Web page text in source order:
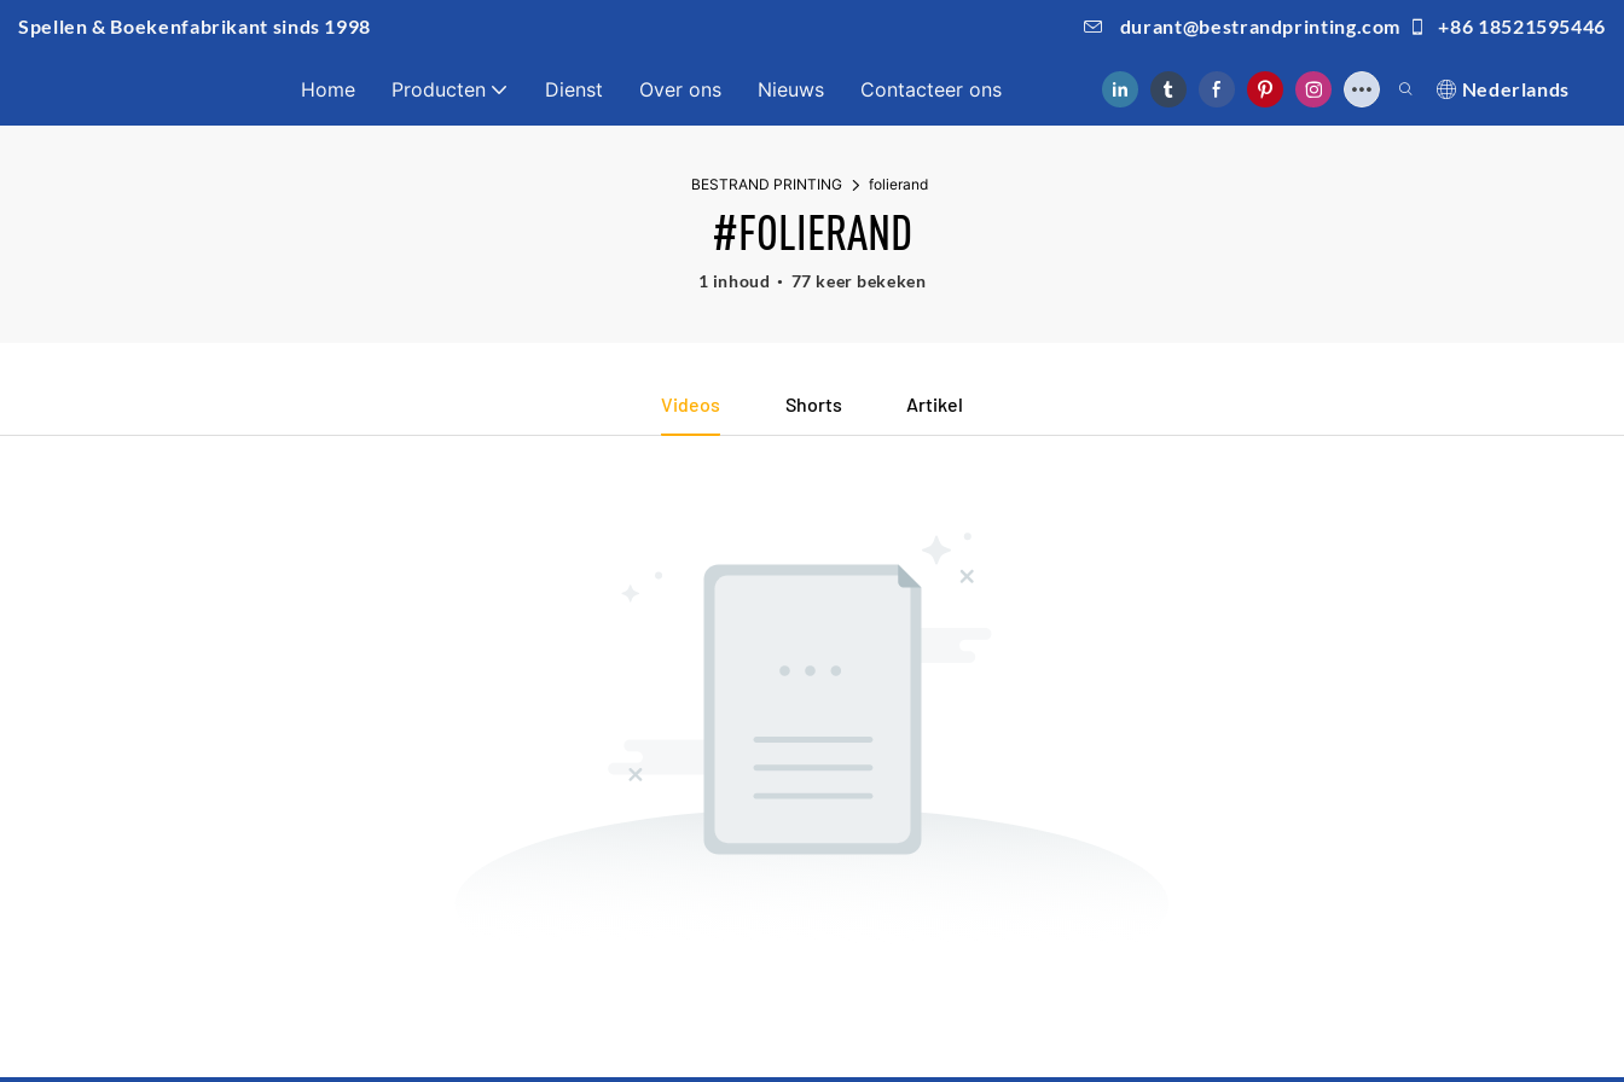
Spellen & Boekenfabrikant sinds 1998 durant@bestrandprinting.com +86 18521595446
Home Producten Dienst Over ons Nieuws Contacteer ons Nederlands
BESTRAND PRINTING folierand
#FOLIERAND
1 inhoud 77 keer bekeken
Videos Shorts Artikel